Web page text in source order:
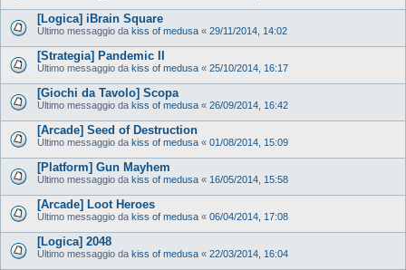
[Logica] iBrain Square
Ultimo messaggio da kiss of medusa « 29/11/2014, 14:02
[Strategia] Pandemic II
Ultimo messaggio da kiss of medusa « 25/10/2014, 16:17
[Giochi da Tavolo] Scopa
Ultimo messaggio da kiss of medusa « 26/09/2014, 16:42
[Arcade] Seed of Destruction
Ultimo messaggio da kiss of medusa « 01/08/2014, 15:09
[Platform] Gun Mayhem
Ultimo messaggio da kiss of medusa « 16/05/2014, 15:58
[Arcade] Loot Heroes
Ultimo messaggio da kiss of medusa « 06/04/2014, 17:08
[Logica] 2048
Ultimo messaggio da kiss of medusa « 22/03/2014, 16:04